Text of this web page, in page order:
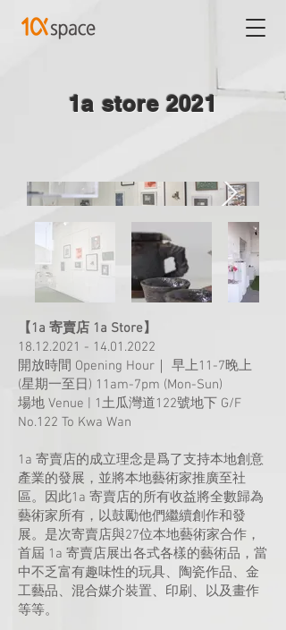
1a store 2021
【1a 寄賣店 1a Store】
18.12.2021 - 14.01.2022
開放時間 Opening Hour｜ 早上11-7晚上
(星期一至日) 11am-7pm (Mon-Sun)
場地 Venue | 1土瓜灣道122號地下 G/F
No.122 To Kwa Wan
1a 寄賣店的成立理念是爲了支持本地創意
產業的發展，並將本地藝術家推廣至社
區。因此1a 寄賣店的所有收益將全數歸為
藝術家所有，以鼓勵他們繼續創作和發
展。是次寄賣店與27位本地藝術家合作，
首屆 1a 寄賣店展出各式各樣的藝術品，當
中不乏富有趣味性的玩具、陶瓷作品、金
工藝品、混合媒介裝置、印刷、以及畫作
等等。